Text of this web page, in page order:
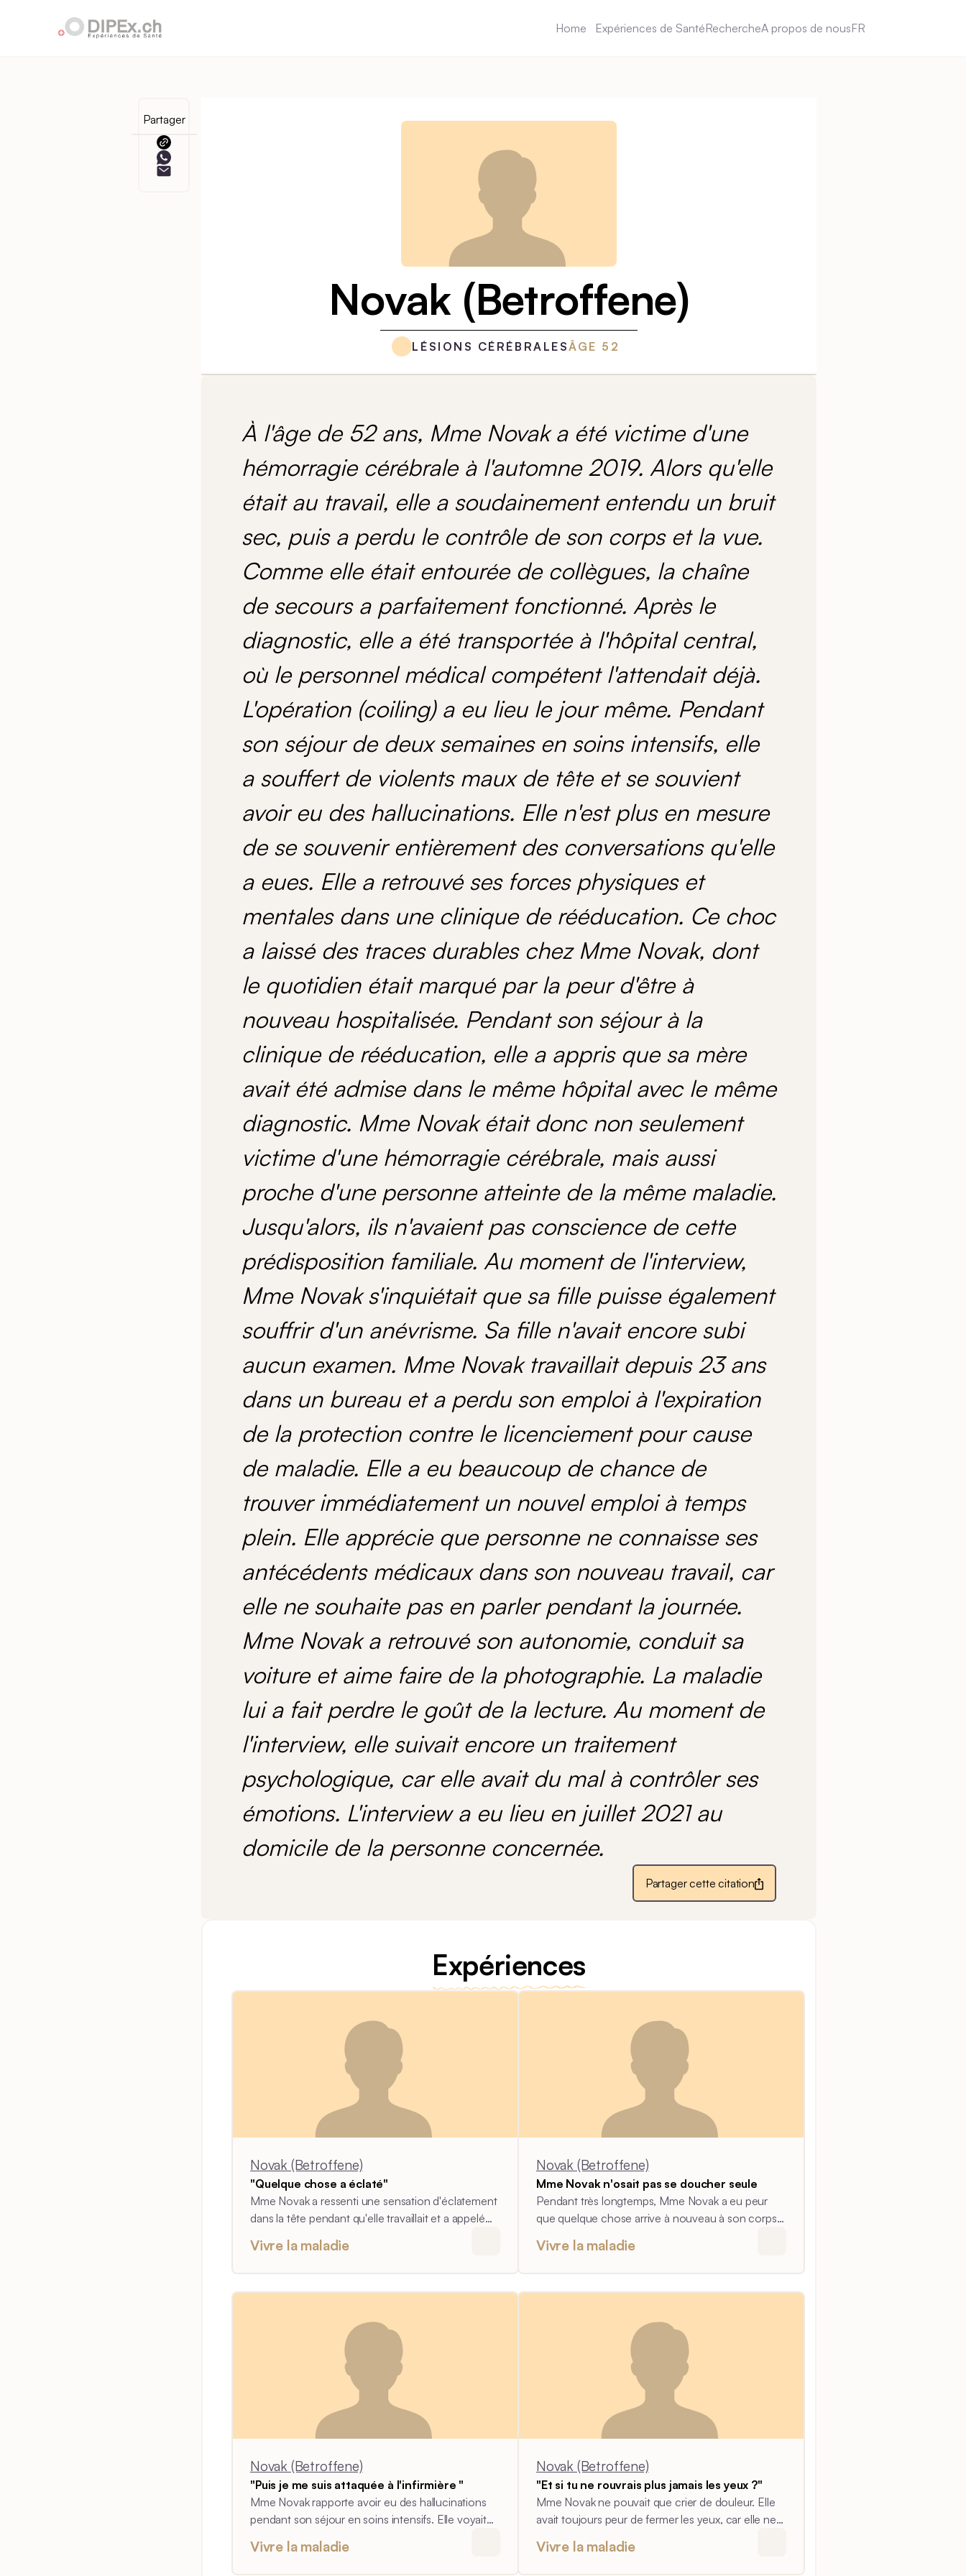
Home Expériences de SantéRechercheA propos de nousFR
Partager
Novak (Betroffene)
LÉSIONS CÉRÉBRALESÂGE 52
À l'âge de 52 ans, Mme Novak a été victime d'une
hémorragie cérébrale à l'automne 2019. Alors qu'elle
était au travail, elle a soudainement entendu un bruit
sec, puis a perdu le contrôle de son corps et la vue.
Comme elle était entourée de collègues, la chaîne
de secours a parfaitement fonctionné. Après le
diagnostic, elle a été transportée à l'hôpital central,
où le personnel médical compétent l'attendait déjà.
L'opération (coiling) a eu lieu le jour même. Pendant
son séjour de deux semaines en soins intensifs, elle
a souffert de violents maux de tête et se souvient
avoir eu des hallucinations. Elle n'est plus en mesure
de se souvenir entièrement des conversations qu'elle
a eues. Elle a retrouvé ses forces physiques et
mentales dans une clinique de rééducation. Ce choc
a laissé des traces durables chez Mme Novak, dont
le quotidien était marqué par la peur d'être à
nouveau hospitalisée. Pendant son séjour à la
clinique de rééducation, elle a appris que sa mère
avait été admise dans le même hôpital avec le même
diagnostic. Mme Novak était donc non seulement
victime d'une hémorragie cérébrale, mais aussi
proche d'une personne atteinte de la même maladie.
Jusqu'alors, ils n'avaient pas conscience de cette
prédisposition familiale. Au moment de l'interview,
Mme Novak s'inquiétait que sa fille puisse également
souffrir d'un anévrisme. Sa fille n'avait encore subi
aucun examen. Mme Novak travaillait depuis 23 ans
dans un bureau et a perdu son emploi à l'expiration
de la protection contre le licenciement pour cause
de maladie. Elle a eu beaucoup de chance de
trouver immédiatement un nouvel emploi à temps
plein. Elle apprécie que personne ne connaisse ses
antécédents médicaux dans son nouveau travail, car
elle ne souhaite pas en parler pendant la journée.
Mme Novak a retrouvé son autonomie, conduit sa
voiture et aime faire de la photographie. La maladie
lui a fait perdre le goût de la lecture. Au moment de
l'interview, elle suivait encore un traitement
psychologique, car elle avait du mal à contrôler ses
émotions. L'interview a eu lieu en juillet 2021 au
domicile de la personne concernée.
Partager cette citation
Expériences
Novak (Betroffene)
"Quelque chose a éclaté"
Mme Novak a ressenti une sensation d'éclatement
dans la tête pendant qu'elle travaillait et a appelé
perdu le contrôle de son corps.
Vivre la maladie
Novak (Betroffene)
Mme Novak n'osait pas se doucher seule
Pendant très longtemps, Mme Novak a eu peur
que quelque chose arrive à nouveau à son corps.
était à proximité pour lui venir en aide en cas
Vivre la maladie
Novak (Betroffene)
"Puis je me suis attaquée à l'infirmière "
Mme Novak rapporte avoir eu des hallucinations
pendant son séjour en soins intensifs. Elle voyait
en colère envers le personnel.
Vivre la maladie
Novak (Betroffene)
"Et si tu ne rouvrais plus jamais les yeux ?"
Mme Novak ne pouvait que crier de douleur. Elle
avait toujours peur de fermer les yeux, car elle ne
Vivre la maladie